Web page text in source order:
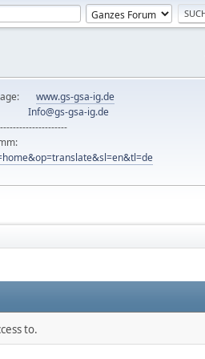
www.gs-gsa-ig.de
Info@gs-gsa-ig.de
to.